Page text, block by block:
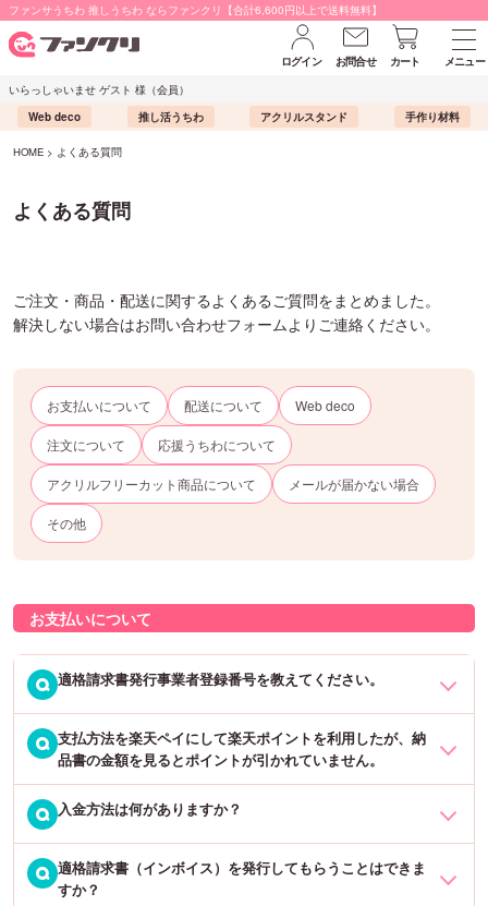
ファンサうちわ 推しうちわ ならファンクリ【合計6,600円以上で送料無料】
ログイン お問合せ カート
メニュー
いらっしゃいませ ゲスト 様（会員）
Web deco
推し活うちわ アクリルスタンド 手作り材料
HOME よくある質問
よくある質問
ご注文・商品・配送に関するよくあるご質問をまとめました。
解決しない場合はお問い合わせフォームよりご連絡ください。
お支払いについて 配送について Web deco
注文について 応援うちわについて
アクリルフリーカット商品について メールが届かない場合
その他
お支払いについて
Q 適格請求書発行事業者登録番号を教えてください。
適格請求書発行事業者登録番号は下記の通りでございます。
ＦＵＮ－ＣＲＥＡＴＥ株式会社 T6180301023767
国税庁のインボイス制度適格請求書発行事業者公表サイトは
こちら
です。
Q 支払方法を楽天ペイにして楽天ポイントを利用したが、納
品書の金額を見るとポイントが引かれていません。
申し訳ございませんが、お送りする納品書やメールには、ポイント
反映前の金額が表示されております。
実際のご利用金額は、楽天ペイから送られるメールにてご確認をお
願いいたします。
Q 入金方法は何がありますか？
クレジットカード決済・コンビニ後払い・代金引換・銀行振込・楽
天ペイ・Amazon Pay・PayPay・ペイディ（あと払い）がありま
Q 適格請求書（インボイス）を発行してもらうことはできま
すか？